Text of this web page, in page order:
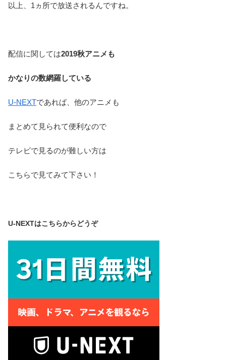
以上、1ヵ所で放送されるんですね。
配信に関しては2019秋アニメも
かなりの数網羅している
U-NEXTであれば、他のアニメも
まとめて見られて便利なので
テレビで見るのが難しい方は
こちらで見てみて下さい！
U-NEXTはこちらからどうぞ